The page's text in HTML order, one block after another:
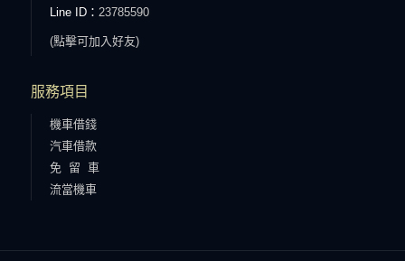
Line ID： 23785590
(點擊可加入好友)
服務項目
機車借錢
汽車借款
免 留 車
流當機車